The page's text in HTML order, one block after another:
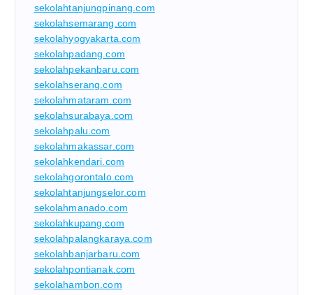
sekolahtanjungpinang.com
sekolahsemarang.com
sekolahyogyakarta.com
sekolahpadang.com
sekolahpekanbaru.com
sekolahserang.com
sekolahmataram.com
sekolahsurabaya.com
sekolahpalu.com
sekolahmakassar.com
sekolahkendari.com
sekolahgorontalo.com
sekolahtanjungselor.com
sekolahmanado.com
sekolahkupang.com
sekolahpalangkaraya.com
sekolahbanjarbaru.com
sekolahpontianak.com
sekolahambon.com